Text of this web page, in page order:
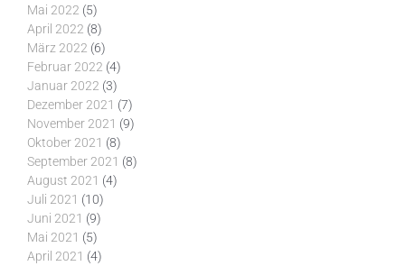
Mai 2022 (5)
April 2022 (8)
März 2022 (6)
Februar 2022 (4)
Januar 2022 (3)
Dezember 2021 (7)
November 2021 (9)
Oktober 2021 (8)
September 2021 (8)
August 2021 (4)
Juli 2021 (10)
Juni 2021 (9)
Mai 2021 (5)
April 2021 (4)